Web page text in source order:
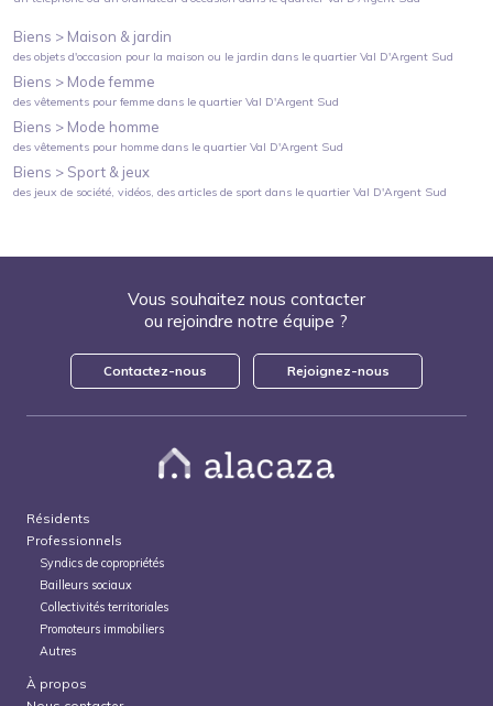
Biens > Maison & jardin
des objets d'occasion pour la maison ou le jardin dans le quartierVal D'Argent Sud
Biens > Mode femme
des vêtements pour femme dans le quartierVal D'Argent Sud
Biens > Mode homme
des vêtements pour homme dans le quartierVal D'Argent Sud
Biens > Sport & jeux
des jeux de société, vidéos, des articles de sport dans le quartierVal D'Argent Sud
Vous souhaitez nous contacter
ou rejoindre notre équipe ?
Contactez-nous Rejoignez-nous
Résidents
Professionnels
Syndics de copropriétés
Bailleurs sociaux
Collectivités territoriales
Promoteurs immobiliers
Autres
À propos